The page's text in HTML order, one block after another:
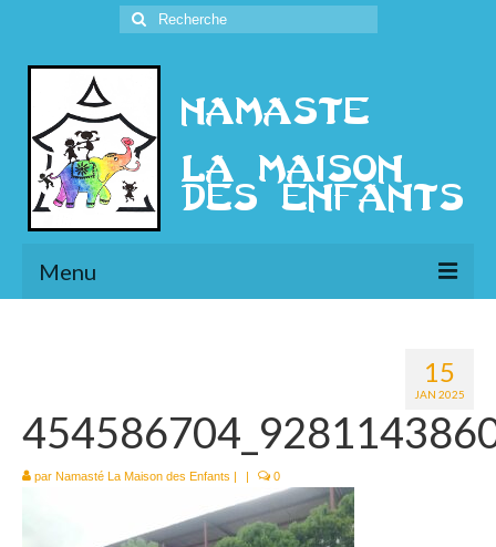
Rechercher
:
Menu
l’Ethique
Historique
15
JAN 2025
par Namasté La Maison des Enfants | | 0